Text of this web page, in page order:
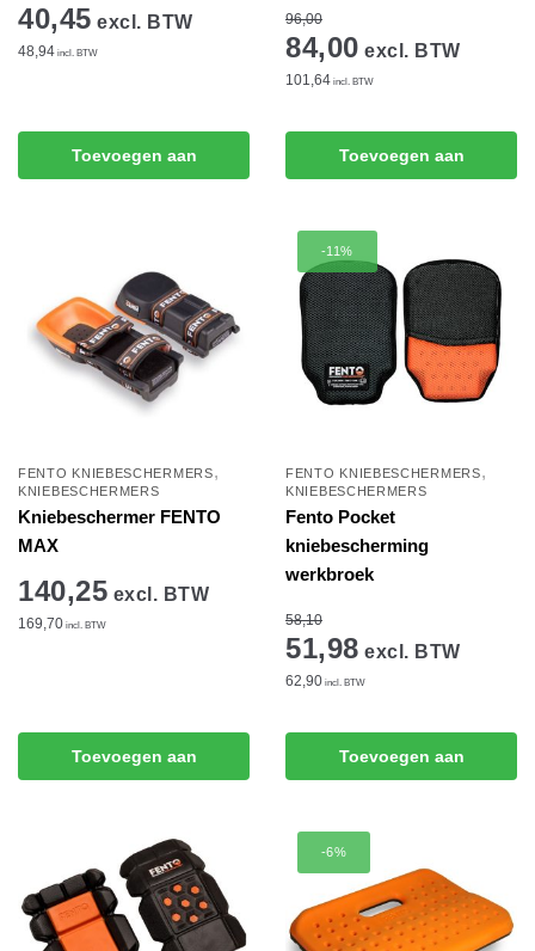
40,45 excl. BTW
48,94 incl. BTW
Toevoegen aan
96,00
84,00 excl. BTW
101,64 incl. BTW
Toevoegen aan
FENTO KNIEBESCHERMERS,
KNIEBESCHERMERS
Kniebeschermer FENTO
MAX
140,25 excl. BTW
169,70 incl. BTW
Toevoegen aan
-11%
FENTO KNIEBESCHERMERS,
KNIEBESCHERMERS
Fento Pocket
kniebescherming
werkbroek
58,10
51,98 excl. BTW
62,90 incl. BTW
Toevoegen aan
-6%